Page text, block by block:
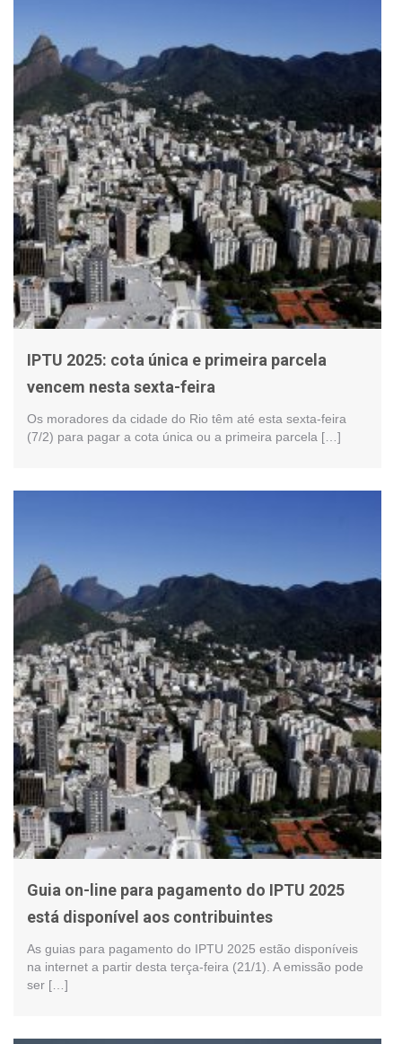
IPTU 2025: cota única e primeira parcela
vencem nesta sexta-feira
Os moradores da cidade do Rio têm até esta sexta-feira
(7/2) para pagar a cota única ou a primeira parcela […]
Guia on-line para pagamento do IPTU 2025
está disponível aos contribuintes
As guias para pagamento do IPTU 2025 estão disponíveis
na internet a partir desta terça-feira (21/1). A emissão pode
ser […]